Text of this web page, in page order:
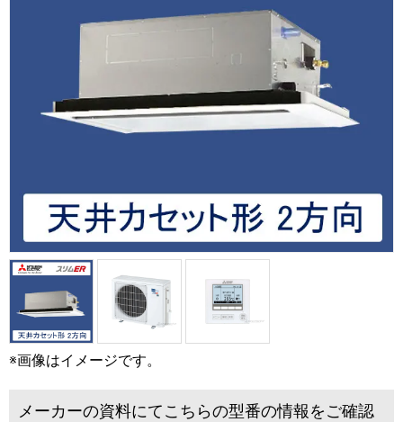
※画像はイメージです。
メーカーの資料にてこちらの型番の情報をご確認